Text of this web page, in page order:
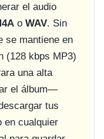
el audio
o WAV. Sin
se mantiene en
(128 kbps MP3)
una alta
el álbum—
tus
en cualquier